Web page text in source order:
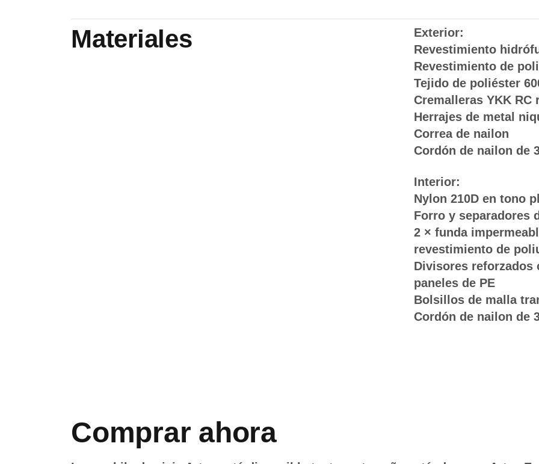
Materiales
Exterior:
Revestimiento
Revestimiento de
Tejido de poliéster
Cremalleras YKK
Herrajes de metal
Correa de nailon
Cordón de nailon de
Interior:
Nylon 210D en tono
Forro y separadores
2 × funda
revestimiento de
Divisores reforzados
paneles de PE
Bolsillos de malla
Cordón de nailon de
Comprar ahora